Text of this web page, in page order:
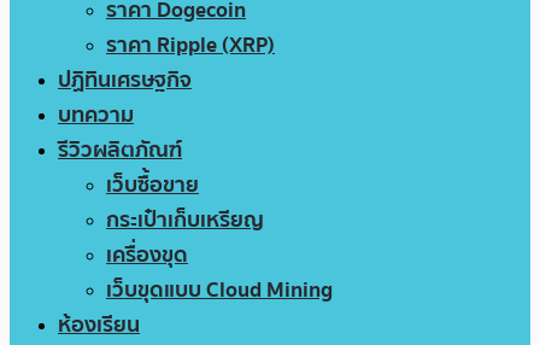
ราคา Dogecoin
ราคา Ripple (XRP)
ปฏิทินเศรษฐกิจ
บทความ
รีวิวผลิตภัณฑ์
เว็บซื้อขาย
กระเป๋าเก็บเหรียญ
เครื่องขุด
เว็บขุดแบบ Cloud Mining
ห้องเรียน